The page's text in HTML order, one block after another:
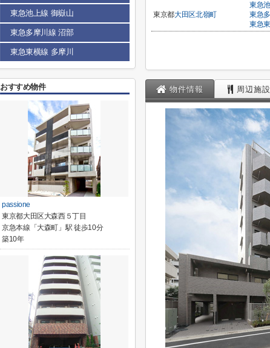
東京都大田区北嶺町
東急
東急
東急
物件情報 周辺施設
東急池上線 御嶽山
東急多摩川線 沼部
東急東横線 多摩川
おすすめ物件
passione
東京都大田区大森西５丁目
京急本線「大森町」駅 徒歩10分
築10年